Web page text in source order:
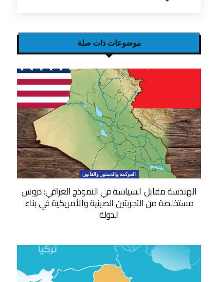
موضوعات ذات صلة
الحوكمة والدستور والقانون
الهندسة مقابل السياسة في النموذج العراقي: دروس
مستخلصة من التجربتين الصينية والأمريكية في بناء
الدولة